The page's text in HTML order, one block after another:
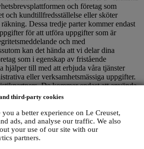
third-party cookies
a better experience on Le Creuset,
ads, and analyse our traffic. We also
your use of our site with our
partners.
och företag som
och kundtillfredsställelse eller sköter
Dessa tredje parter kommer endast
för att utföra uppgifter som är
och med
kan det hända att vi delar dina
som i egenskap av fristående
hjälper till med att erbjuda våra tjänster
eller verksamhetsmässiga uppgifter.
De kommer endast att använda
som krävs för att kunna uppfylla
om vem som tar emot uppgifter kan
e-post till: privacy@lecreuset.com
kan hända att vi måste avslöja dina
ifall detta är nödvändigt för att (i) efterleva
(ii) förhindra bedrägeri eller